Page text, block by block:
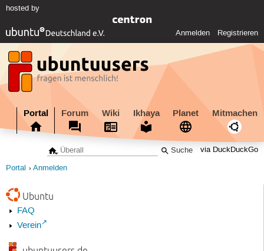
hosted by
Anmelden Registrieren
Portal Forum Wiki Ikhaya Planet Mitmachen
via DuckDuckGo
Portal Anmelden
Ubuntu
FAQ
Verein